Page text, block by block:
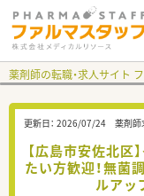
薬剤師の転職・求人サイト
更新日： 2026/07/24 薬剤師
【広島市安佐北
たい方歓迎！無菌
ルアッ